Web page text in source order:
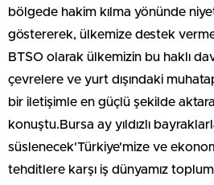
bölgede hakim kılma yönünde
göstererek, ülkemize destek
BTSO olarak ülkemizin bu haklı
çevrelere ve yurt dışındaki
bir iletişimle en güçlü şekilde
konuştu.Bursa ay yıldızlı
süslenecek'Türkiye'mize ve
tehditlere karşı iş dünyamız